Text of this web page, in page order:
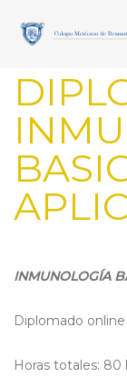
links
primary
Skip
content
IN:
INMUNOLOGÍA
Diplomado
Horas totales: 80